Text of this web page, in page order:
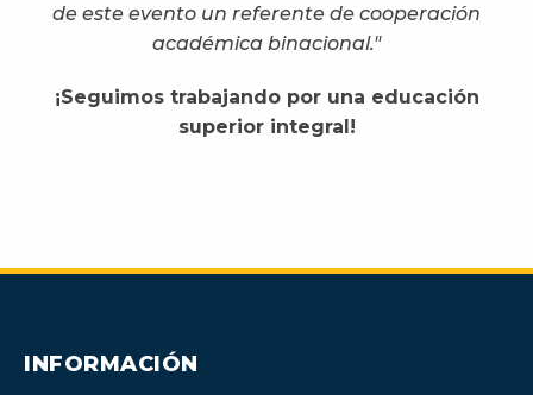
de este evento un referente de cooperación
académica binacional."
¡Seguimos trabajando por una educación
superior integral!
INFORMACIÓN